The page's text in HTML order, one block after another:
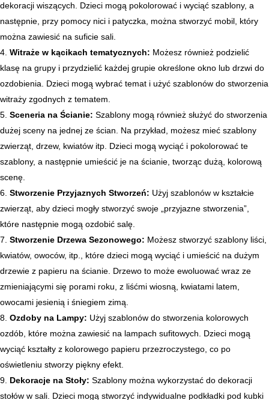
dekoracji wiszących. Dzieci mogą pokolorować i wyciąć szablony, a
następnie, przy pomocy nici i patyczka, można stworzyć mobil, który
można zawiesić na suficie sali.
Witraże w kącikach tematycznych: Możesz również podzielić
klasę na grupy i przydzielić każdej grupie określone okno lub drzwi do
ozdobienia. Dzieci mogą wybrać temat i użyć szablonów do stworzenia
witraży zgodnych z tematem.
Sceneria na Ścianie: Szablony mogą również służyć do stworzenia
dużej sceny na jednej ze ścian. Na przykład, możesz mieć szablony
zwierząt, drzew, kwiatów itp. Dzieci mogą wyciąć i pokolorować te
szablony, a następnie umieścić je na ścianie, tworząc dużą, kolorową
scenę.
Stworzenie Przyjaznych Stworzeń: Użyj szablonów w kształcie
zwierząt, aby dzieci mogły stworzyć swoje „przyjazne stworzenia”,
które następnie mogą ozdobić salę.
Stworzenie Drzewa Sezonowego: Możesz stworzyć szablony liści,
kwiatów, owoców, itp., które dzieci mogą wyciąć i umieścić na dużym
drzewie z papieru na ścianie. Drzewo to może ewoluować wraz ze
zmieniającymi się porami roku, z liśćmi wiosną, kwiatami latem,
owocami jesienią i śniegiem zimą.
Ozdoby na Lampy: Użyj szablonów do stworzenia kolorowych
ozdób, które można zawiesić na lampach sufitowych. Dzieci mogą
wyciąć kształty z kolorowego papieru przezroczystego, co po
oświetleniu stworzy piękny efekt.
Dekoracje na Stoły: Szablony można wykorzystać do dekoracji
stołów w sali. Dzieci mogą stworzyć indywidualne podkładki pod kubki